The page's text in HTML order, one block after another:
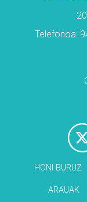
Telefonoa:
HONI BURUZ
ARAUAK